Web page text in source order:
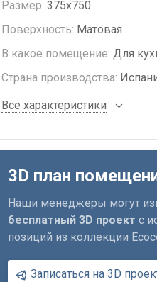
Размер: 375x750
Поверхность: Матовая
В какое помещение: Для
Страна производства:
Все характеристики
3D план
Наши менеджеры могут
бесплатный 3D проект с
позиций из коллекции
Записаться на 3D